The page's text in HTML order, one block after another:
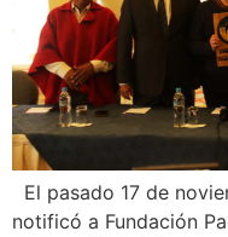
El pasado 17 de
notificó a Fundación